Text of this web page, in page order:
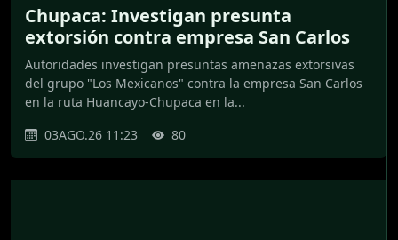
Chupaca: Investigan presunta
extorsión contra empresa San Carlos
Autoridades investigan presuntas amenazas extorsivas
del grupo "Los Mexicanos" contra la empresa San Carlos
en la ruta Huancayo-Chupaca en la...
03AGO.26 11:23
80